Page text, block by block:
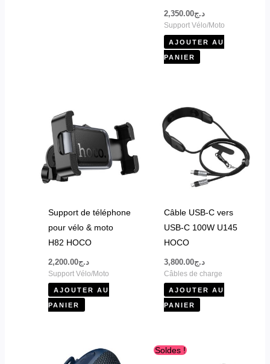
د.ج2,350.00
Support Vélo/Moto
AJOUTER AU
PANIER
Support de téléphone
pour vélo & moto
H82 HOCO
د.ج2,200.00
Support Vélo/Moto
AJOUTER AU
PANIER
Câble USB-C vers
USB-C 100W U145
HOCO
د.ج3,800.00
Câbles de charge
AJOUTER AU
PANIER
Ce
Soldes !
Le
prix